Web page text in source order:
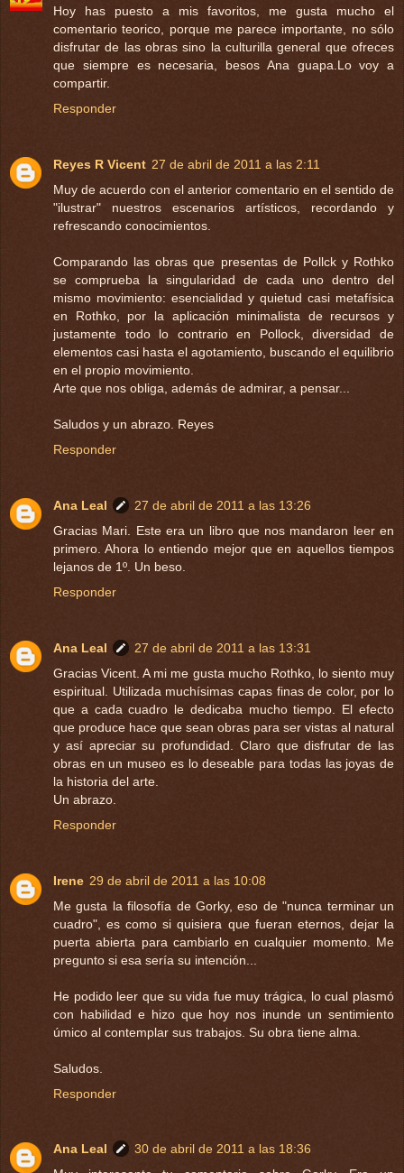
Hoy has puesto a mis favoritos, me gusta mucho el
comentario teorico, porque me parece importante, no sólo
disfrutar de las obras sino la culturilla general que ofreces
que siempre es necesaria, besos Ana guapa.Lo voy a
compartir.
Responder
Reyes R Vicent 27 de abril de 2011 a las 2:11
Muy de acuerdo con el anterior comentario en el sentido de
"ilustrar" nuestros escenarios artísticos, recordando y
refrescando conocimientos.
Comparando las obras que presentas de Pollck y Rothko
se comprueba la singularidad de cada uno dentro del
mismo movimiento: esencialidad y quietud casi metafísica
en Rothko, por la aplicación minimalista de recursos y
justamente todo lo contrario en Pollock, diversidad de
elementos casi hasta el agotamiento, buscando el equilibrio
en el propio movimiento.
Arte que nos obliga, además de admirar, a pensar...
Saludos y un abrazo. Reyes
Responder
Ana Leal
27 de abril de 2011 a las 13:26
Gracias Mari. Este era un libro que nos mandaron leer en
primero. Ahora lo entiendo mejor que en aquellos tiempos
lejanos de 1º. Un beso.
Responder
Ana Leal
27 de abril de 2011 a las 13:31
Gracias Vicent. A mi me gusta mucho Rothko, lo siento muy
espiritual. Utilizada muchísimas capas finas de color, por lo
que a cada cuadro le dedicaba mucho tiempo. El efecto
que produce hace que sean obras para ser vistas al natural
y así apreciar su profundidad. Claro que disfrutar de las
obras en un museo es lo deseable para todas las joyas de
la historia del arte.
Un abrazo.
Responder
Irene 29 de abril de 2011 a las 10:08
Me gusta la filosofía de Gorky, eso de "nunca terminar un
cuadro", es como si quisiera que fueran eternos, dejar la
puerta abierta para cambiarlo en cualquier momento. Me
pregunto si esa sería su intención...
He podido leer que su vida fue muy trágica, lo cual plasmó
con habilidad e hizo que hoy nos inunde un sentimiento
úmico al contemplar sus trabajos. Su obra tiene alma.
Saludos.
Responder
Ana Leal
30 de abril de 2011 a las 18:36